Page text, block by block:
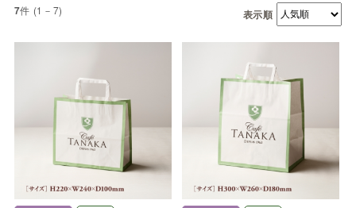
7件 (1－7) 表示順